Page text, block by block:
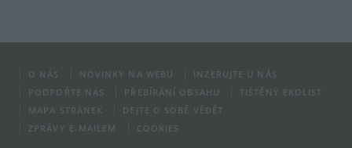
O NÁS NOVINKY NA WEBU
INZERUJTE U NÁS
PODPOŘTE NÁS
PŘEBÍRÁNÍ OBSAHU
TIŠTĚNÝ EKOLIST
MAPA STRÁNEK
DEJTE O SOBĚ VĚDĚT
ZPRÁVY E-MAILEM
COOKIES